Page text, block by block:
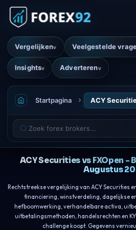
Vergelijkenv Veelgestelde
Insightsv Adverterenv
Startpagina ACY
ACY Securities vs FXOpen
Augustus
Rechtstreekse vergelijking van ACY Securities
financiering, winstverdeling, dagelijkse
hefboomwerking, verhandelbare activa,
uitbetalingsmethoden, handelsrechten en
challenge koopt. Gegevens